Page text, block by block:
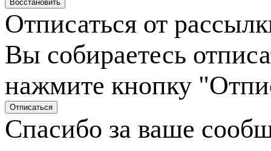
Отписаться от
Вы собираетесь
нажмите кнопку
Спасибо за ваше